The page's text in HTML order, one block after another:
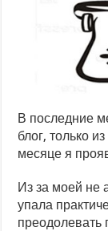
В последние
блог, только
месяце я
Из за моей не
упала
преодолевать